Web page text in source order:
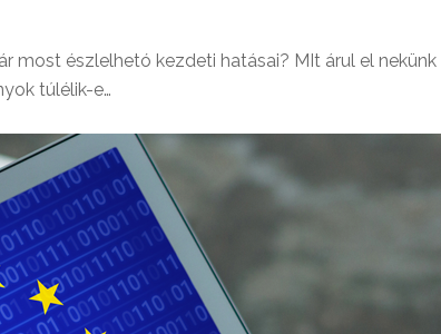
most észlelhetó kezdeti hatásai? MIt árul el
túlélik-e…